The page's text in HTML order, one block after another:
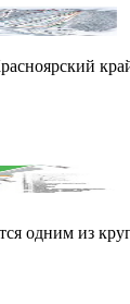
одним из